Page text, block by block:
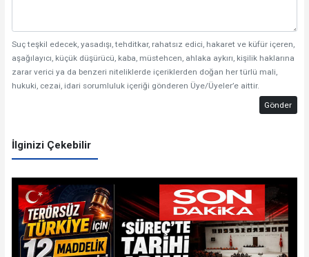
Suç teşkil edecek, yasadışı, tehditkar, rahatsız edici, hakaret ve küfür içeren,
aşağılayıcı, küçük düşürücü, kaba, müstehcen, ahlaka aykırı, kişilik haklarına
zarar verici ya da benzeri niteliklerde içeriklerden doğan her türlü mali,
hukuki, cezai, idari sorumluluk içeriği gönderen Üye/Üyeler’e aittir.
Gönder
İlginizi Çekebilir